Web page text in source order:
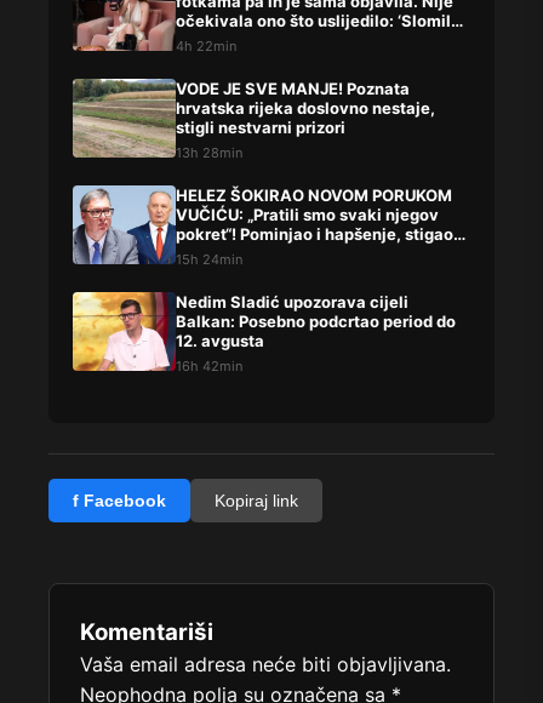
očekivala ono što uslijedilo: ‘Slomilo
me‘
4h 22min
VODE JE SVE MANJE! Poznata
hrvatska rijeka doslovno nestaje,
stigli nestvarni prizori
13h 28min
HELEZ ŠOKIRAO NOVOM PORUKOM
VUČIĆU: „Pratili smo svaki njegov
pokret“! Pominjao i hapšenje, stigao
žestok odgovor Brnabićeve
15h 24min
Nedim Sladić upozorava cijeli
Balkan: Posebno podcrtao period do
12. avgusta
16h 42min
f Facebook Kopiraj link
Komentariši
Vaša email adresa neće biti objavljivana.
Neophodna polja su označena sa *